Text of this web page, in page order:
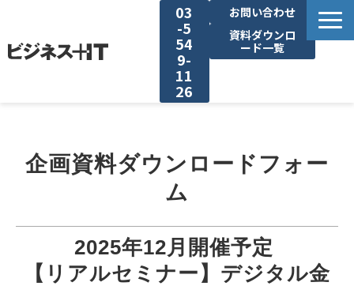
03
-5
54
9-
11
26
お問い合わせ
資料ダウンロ
ード一覧
セミナー集客がしたい
アンケート調査がしたい
企画資料ダウンロードフォー
ム
2025年12月開催予定
【リアルセミナー】デジタル金